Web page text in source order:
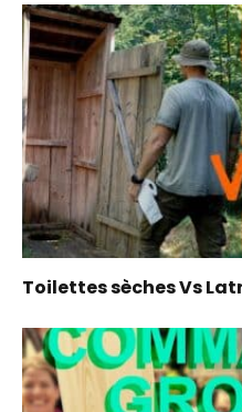
Toilettes sèches Vs